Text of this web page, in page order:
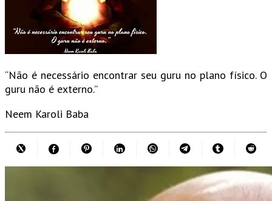
“Não é necessário encontrar seu guru no plano físico. O
guru não é externo.”
Neem Karoli Baba